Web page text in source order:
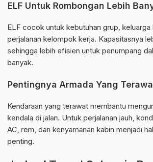
ELF Untuk Rombongan Lebih
ELF cocok untuk kebutuhan grup, keluarga
perjalanan kelompok kerja. Kapasitasnya
sehingga lebih efisien untuk penumpang
banyak.
Pentingnya Armada Yang
Kendaraan yang terawat membantu
kendala di jalan. Untuk perjalanan jauh,
AC, rem, dan kenyamanan kabin menjadi
penting.